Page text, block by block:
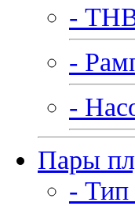
-
-
-
Пары
- Тип